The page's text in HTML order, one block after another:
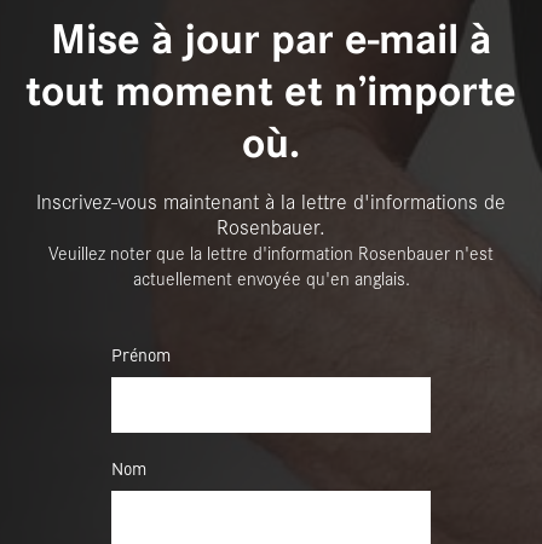
Mise à jour par e-mail à
tout moment et n’importe
où.
Inscrivez-vous maintenant à la lettre d'informations de
Rosenbauer.
Veuillez noter que la lettre d'information Rosenbauer n'est
actuellement envoyée qu'en anglais.
Prénom
Nom